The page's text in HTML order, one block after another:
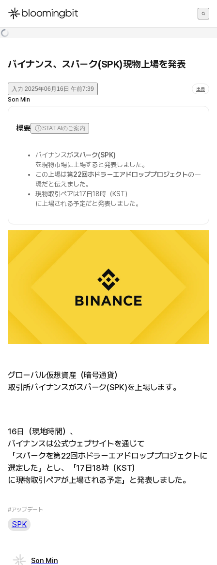
한국어
バイナンス、スパーク(SPK)現物上場を発表
入力 2025年06月16日 午前7:39 出典
Son Min
概要 STAT AIのご案内
バイナンスがスパーク(SPK)
を現物市場に上場すると発表しました。
この上場は第22回ホドラーエアドロッププロジェクトの一
環だと伝えました。
現物取引ペアは17日18時（KST）
に上場される予定だと発表しました。
グローバル仮想資産（暗号通貨）
取引所バイナンスがスパーク(SPK)を上場します。
16日（現地時間）、
バイナンスは公式ウェブサイトを通じて
「スパークを第22回ホドラーエアドロッププロジェクトに
選定した」とし、「17日18時（KST）
に現物取引ペアが上場される予定」と発表しました。
#アップデート
SPK
Son Min